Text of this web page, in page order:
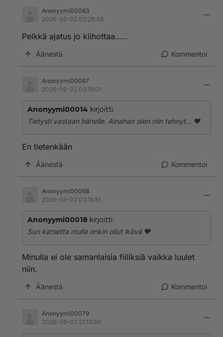
Anonyymi00063
2026-06-02 02:28:48
Pelkkä ajatus jo kiihottaa.....
Äänestä Kommentoi
Anonyymi00067
2026-06-02 03:19:01
Anonyymi00014 kirjoitti:
Tietysti vastaan hänelle. Ainahan olen niin tehnyt... ❤️
En tietenkään
Äänestä Kommentoi
Anonyymi00068
2026-06-02 03:19:51
Anonyymi00018 kirjoitti:
Sun katsetta mulla onkin ollut ikävä ❤️
Minulla ei ole samanlaisia fiiliksiä vaikka luulet
niin.
Äänestä Kommentoi
Anonyymi00079
2026-06-02 21:12:50